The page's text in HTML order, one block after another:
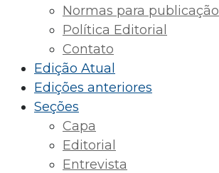
Normas para publicação
Política Editorial
Contato
Edição Atual
Edições anteriores
Seções
Capa
Editorial
Entrevista